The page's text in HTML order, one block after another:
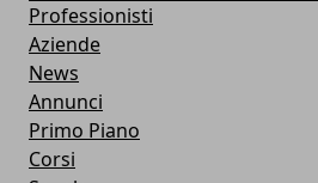
Professionisti
Aziende
News
Annunci
Primo Piano
Corsi